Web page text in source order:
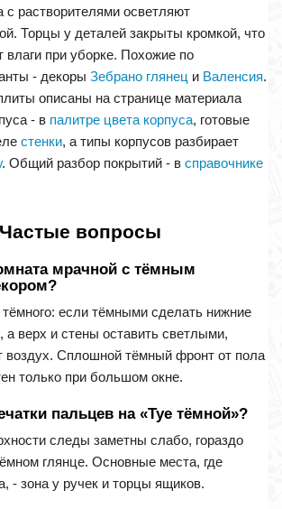
с растворителями осветляют
Торцы у деталей закрыты кромкой, что
влаги при уборке. Похожие по
- декоры Зебрано глянец и Валенсия.
описаны на странице материала
- в палитре цвета корпуса, готовые
стенки, а типы корпусов разбирает
. Общий разбор покрытий - в справочнике
Частые вопросы
мрачной с тёмным
если тёмными сделать нижние
верх и стены оставить светлыми,
воздух. Сплошной тёмный фронт от пола
только при большом окне.
пальцев на «Туе тёмной»?
следы заметны слабо, гораздо
глянце. Основные места, где
- зона у ручек и торцы ящиков.